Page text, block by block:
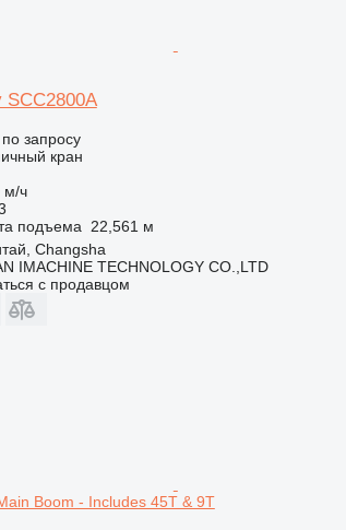
SCC2800A
запросу
кран
м/ч
подъема
22,561 м
Changsha
IMACHINE TECHNOLOGY CO.,LTD
с продавцом
Boom - Includes 45T & 9T